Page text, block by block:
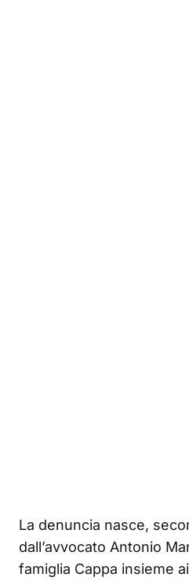
La denuncia nasce,
dall’avvocato Antonio
famiglia Cappa insieme